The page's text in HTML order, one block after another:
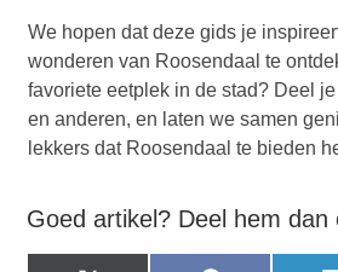
We hopen dat deze gids je
wonderen van Roosendaal te
favoriete eetplek in de stad? Deel
en anderen, en laten we samen
lekkers dat Roosendaal te bieden
Goed artikel? Deel hem dan